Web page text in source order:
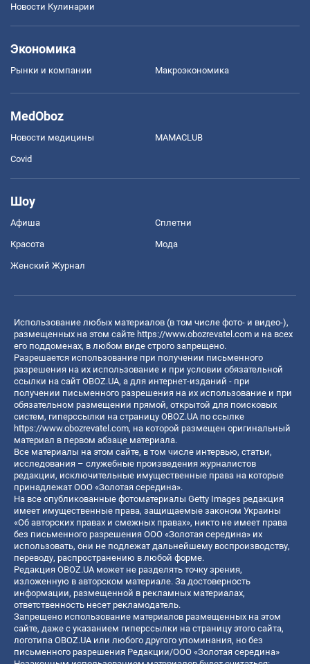
Новости Кулинарии
Экономика
Рынки и компании Mакроэкономика
MedOboz
Новости медицины MAMACLUB
Covid
Шоу
Афиша Сплетни
Красота Мода
Женский Журнал
Использование любых материалов (в том числе фото- и видео-),
размещенных на этом сайте https://www.obozrevatel.com и на всех
его поддоменах, в любом виде строго запрещено.
Разрешается использование при получении письменного
разрешения на их использование и при условии обязательной
ссылки на сайт OBOZ.UA, а для интернет-изданий - при
получении письменного разрешения на их использование и при
обязательном размещении прямой, открытой для поисковых
систем, гиперссылки на страницу OBOZ.UA по ссылке
https://www.obozrevatel.com, на которой размещен оригинальный
материал в первом абзаце материала.
Все материалы на этом сайте, в том числе интервью, статьи,
исследования – служебные произведения журналистов
редакции, исключительные имущественные права на которые
принадлежат ООО «Золотая середина».
На все опубликованные фотоматериалы Getty Images редакция
имеет имущественные права, защищаемые законом Украины
«Об авторских правах и смежных правах», никто не имеет права
без письменного разрешения ООО «Золотая середина» их
использовать, они не подлежат дальнейшему воспроизводству,
переводу, распространению в любой форме.
Редакция OBOZ.UA может не разделять точку зрения,
изложенную в авторском материале. За достоверность
информации, размещенной в рекламных материалах,
ответственность несет рекламодатель.
Запрещено использование материалов размещенных на этом
сайте, даже с указанием гиперссылки на страницу этого сайта,
логотипа OBOZ.UA или любого другого упоминания, но без
письменного разрешения Редакции/ООО «Золотая середина»